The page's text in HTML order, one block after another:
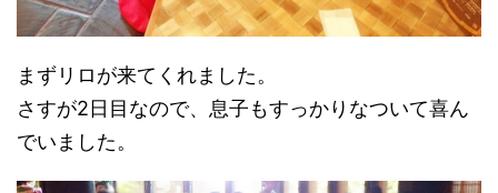
まずリロが来てくれました。
さすが2日目なので、息子もすっかりなついて喜ん
でいました。